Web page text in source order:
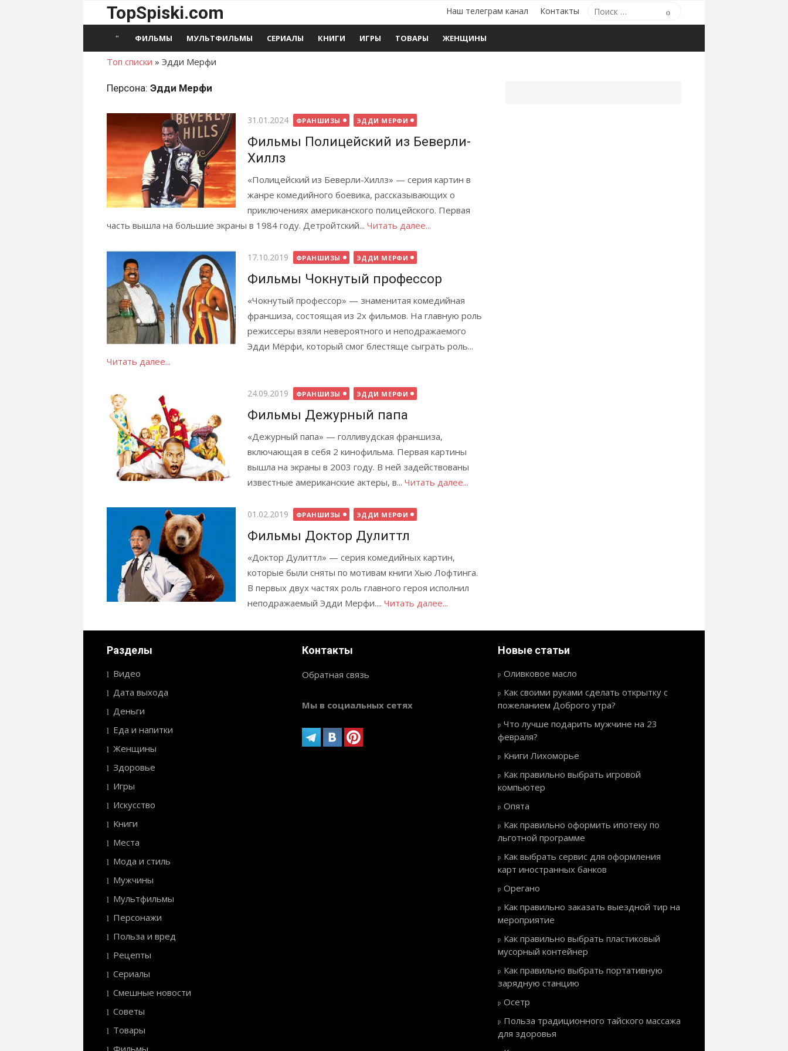
TopSpiski.com
Поиск
по:
Наш телеграм канал Контакты
ФИЛЬМЫ МУЛЬТФИЛЬМЫ СЕРИАЛЫ КНИГИ ИГРЫ ТОВАРЫ ЖЕНЩИНЫ
Топ списки » Эдди Мерфи
Персона: Эдди Мерфи
Опубликовано
31.01.2024 ФРАНШИЗЫ ЭДДИ МЕРФИ
Фильмы Полицейский из Беверли-
Хиллз
«Полицейский из Беверли-Хиллз» — серия картин в
жанре комедийного боевика, рассказывающих о
приключениях американского полицейского. Первая
часть вышла на большие экраны в 1984 году. Детройтский... Читать далее...
Опубликовано
17.10.2019 ФРАНШИЗЫ ЭДДИ МЕРФИ
Фильмы Чокнутый профессор
«Чокнутый профессор» — знаменитая комедийная
франшиза, состоящая из 2х фильмов. На главную роль
режиссеры взяли невероятного и неподражаемого
Эдди Мёрфи, который смог блестяще сыграть роль...
Читать далее...
Опубликовано
24.09.2019 ФРАНШИЗЫ ЭДДИ МЕРФИ
Фильмы Дежурный папа
«Дежурный папа» — голливудская франшиза,
включающая в себя 2 кинофильма. Первая картины
вышла на экраны в 2003 году. В ней задействованы
известные американские актеры, в... Читать далее...
Опубликовано
01.02.2019 ФРАНШИЗЫ ЭДДИ МЕРФИ
Фильмы Доктор Дулиттл
«Доктор Дулиттл» — серия комедийных картин,
которые были сняты по мотивам книги Хью Лофтинга.
В первых двух частях роль главного героя исполнил
неподражаемый Эдди Мерфи.... Читать далее...
Разделы
Видео
Дата выхода
Деньги
Еда и напитки
Женщины
Здоровье
Игры
Искусство
Книги
Места
Мода и стиль
Мужчины
Мультфильмы
Персонажи
Польза и вред
Рецепты
Сериалы
Смешные новости
Советы
Товары
Фильмы
Контакты
Обратная связь
Мы в социальных сетях
Новые статьи
Оливковое масло
Как своими руками сделать открытку с
пожеланием Доброго утра?
Что лучше подарить мужчине на 23
февраля?
Книги Лихоморье
Как правильно выбрать игровой
компьютер
Опята
Как правильно оформить ипотеку по
льготной программе
Как выбрать сервис для оформления
карт иностранных банков
Орегано
Как правильно заказать выездной тир на
мероприятие
Как правильно выбрать пластиковый
мусорный контейнер
Как правильно выбрать портативную
зарядную станцию
Осетр
Польза традиционного тайского массажа
для здоровья